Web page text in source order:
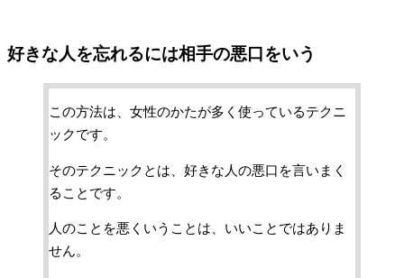
好きな人を忘れるには相手の悪口をいう
この方法は、女性のかたが多く使っているテクニ
ックです。
そのテクニックとは、好きな人の悪口を言いまく
ることです。
人のことを悪くいうことは、いいことではありま
せん。